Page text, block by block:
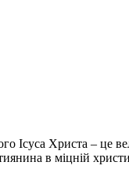
Ісуса Христа – це
в міцній